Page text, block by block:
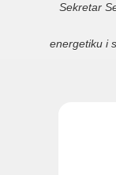
Sekretar
energetiku i